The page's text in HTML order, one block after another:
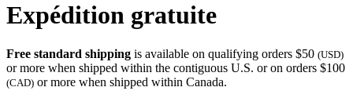
Expédition gratuite
Free standard shipping is available on qualifying orders $50 (USD)
or more when shipped within the contiguous U.S. or on orders $100
(CAD) or more when shipped within Canada.